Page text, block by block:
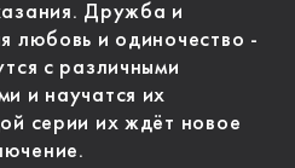
Дружба и
любовь и одиночество -
с различными
и научатся их
серии их ждёт новое